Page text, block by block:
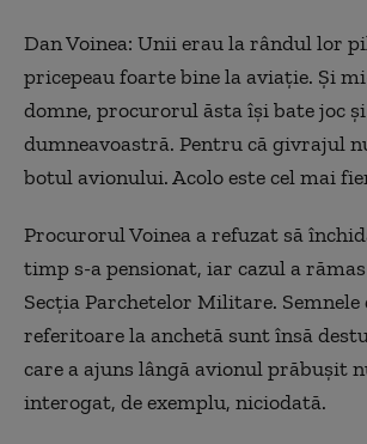
Dan Voinea: Unii erau la rândul lor
pricepeau foarte bine la aviație. Și
domne, procurorul ăsta își bate joc
dumneavoastră. Pentru că givrajul
botul avionului. Acolo este cel mai
Procurorul Voinea a refuzat să
timp s-a pensionat, iar cazul a
Secția Parchetelor Militare.
referitoare la anchetă sunt însă
care a ajuns lângă avionul prăbușit
interogat, de exemplu, niciodată.